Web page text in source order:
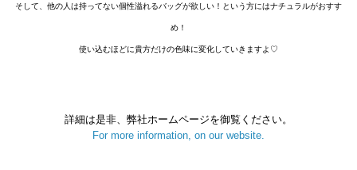
そして、他の人は持ってない個性溢れるバッグが欲しい！という方にはナチュラルがおすす
め！
使い込むほどに貴方だけの色味に変化していきますよ♡
詳細は是非、弊社ホームページを御覧ください。
For more information, on our website.